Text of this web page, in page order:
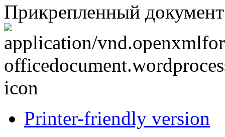
Прикрепленный
Printer-friendly version